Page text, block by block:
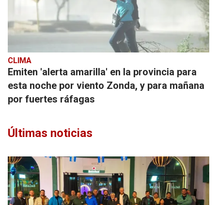
CLIMA
Emiten 'alerta amarilla' en la provincia para
esta noche por viento Zonda, y para mañana
por fuertes ráfagas
Últimas noticias